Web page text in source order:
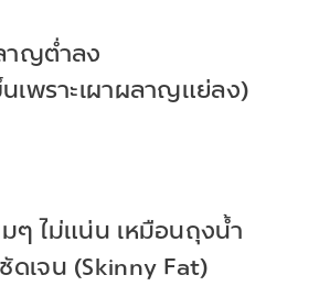
าญต่ำลง
เพราะเผาผลาญแย่ลง)
ๆ ไม่แน่น เหมือนถุงน้ำ
เจน (Skinny Fat)